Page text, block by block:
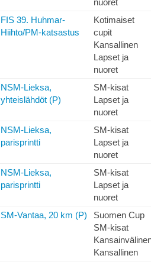
nuoret
FIS 39. Huhmar-
Hiihto/PM-katsastus
Kotimaiset
cupit
Kansallinen
Lapset ja
nuoret
NSM-Lieksa,
yhteislähdöt (P)
SM-kisat
Lapset ja
nuoret
NSM-Lieksa,
parisprintti
SM-kisat
Lapset ja
nuoret
NSM-Lieksa,
parisprintti
SM-kisat
Lapset ja
nuoret
SM-Vantaa, 20 km (P)
Suomen Cup
SM-kisat
Kansallinen